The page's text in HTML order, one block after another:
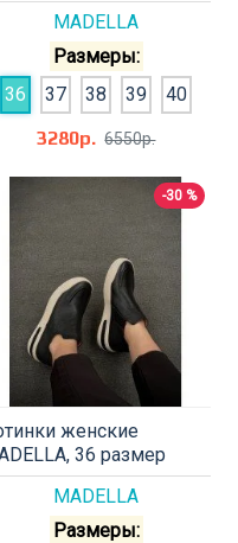
MADELLA
Размеры:
36
37 38 39
40
3280р. 6550р.
-30 %
MADELLA
женские
36 размер
Размеры: